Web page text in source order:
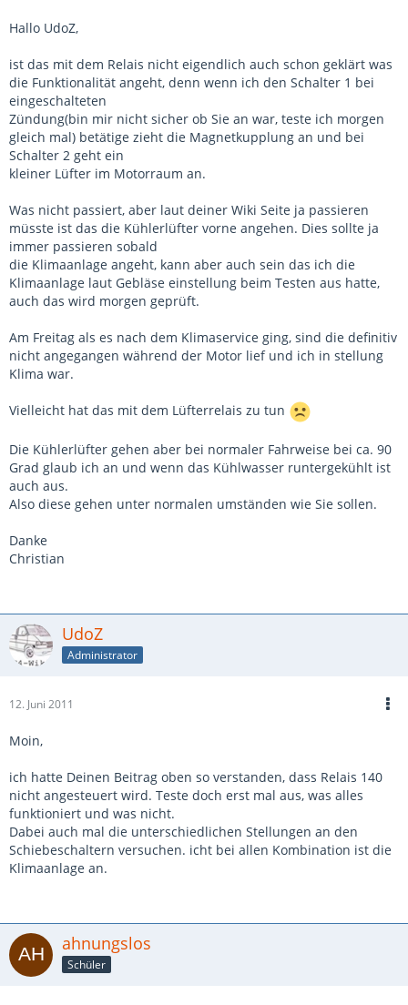
Hallo UdoZ,
ist das mit dem Relais nicht eigendlich auch schon geklärt was
die Funktionalität angeht, denn wenn ich den Schalter 1 bei
eingeschalteten
Zündung(bin mir nicht sicher ob Sie an war, teste ich morgen
gleich mal) betätige zieht die Magnetkupplung an und bei
Schalter 2 geht ein
kleiner Lüfter im Motorraum an.
Was nicht passiert, aber laut deiner Wiki Seite ja passieren
müsste ist das die Kühlerlüfter vorne angehen. Dies sollte ja
immer passieren sobald
die Klimaanlage angeht, kann aber auch sein das ich die
Klimaanlage laut Gebläse einstellung beim Testen aus hatte,
auch das wird morgen geprüft.
Am Freitag als es nach dem Klimaservice ging, sind die definitiv
nicht angegangen während der Motor lief und ich in stellung
Klima war.
Vielleicht hat das mit dem Lüfterrelais zu tun
Die Kühlerlüfter gehen aber bei normaler Fahrweise bei ca. 90
Grad glaub ich an und wenn das Kühlwasser runtergekühlt ist
auch aus.
Also diese gehen unter normalen umständen wie Sie sollen.
Danke
Christian
UdoZ
Administrator
12. Juni 2011
Moin,
ich hatte Deinen Beitrag oben so verstanden, dass Relais 140
nicht angesteuert wird. Teste doch erst mal aus, was alles
funktioniert und was nicht.
Dabei auch mal die unterschiedlichen Stellungen an den
Schiebeschaltern versuchen. icht bei allen Kombination ist die
Klimaanlage an.
ahnungslos
Schüler